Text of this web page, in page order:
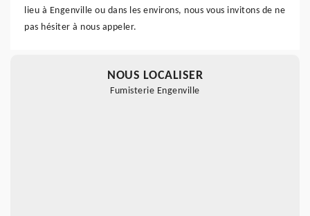
lieu à Engenville ou dans les environs, nous vous invitons de ne
pas hésiter à nous appeler.
NOUS LOCALISER
Fumisterie Engenville